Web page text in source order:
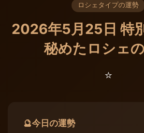
ロシェタイプの運勢
2026年5月25日 特
秘めたロシェ
⭐️
🔮今日の運勢